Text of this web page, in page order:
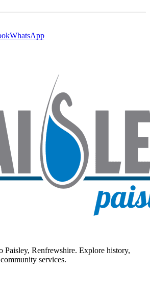
WhatsApp
Paisley, Renfrewshire. Explore history,
services.